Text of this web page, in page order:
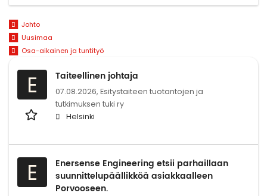
Johto
Uusimaa
Osa-aikainen ja tuntityö
E Taiteellinen johtaja
07.08.2026, Esitystaiteen tuotantojen ja
tutkimuksen tuki ry
Helsinki
E
Enersense Engineering etsii parhaillaan
suunnittelupäällikköä asiakkaalleen
Porvooseen.